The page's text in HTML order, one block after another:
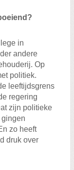
in
andere
Op
politiek.
leeftijdsgrens
regering
zijn politieke
gingen
zo heeft
druk over